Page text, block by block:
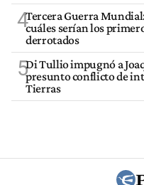
4Tercera Guerra
cuáles serían los
derrotados
5Di Tullio impugnó a
presunto conflicto de
Tierras